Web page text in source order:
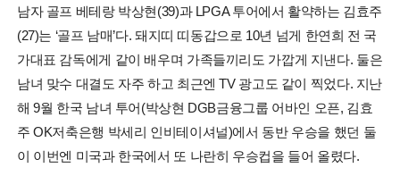
남자 골프 베테랑 박상현(39)과 LPGA 투어에서 활약하는 김효주
(27)는 ‘골프 남매’다. 돼지띠 띠동갑으로 10년 넘게 한연희 전 국
가대표 감독에게 같이 배우며 가족들끼리도 가깝게 지낸다. 둘은
남녀 맞수 대결도 자주 하고 최근엔 TV 광고도 같이 찍었다. 지난
해 9월 한국 남녀 투어(박상현 DGB금융그룹 어바인 오픈, 김효
주 OK저축은행 박세리 인비테이셔널)에서 동반 우승을 했던 둘
이 이번엔 미국과 한국에서 또 나란히 우승컵을 들어 올렸다.